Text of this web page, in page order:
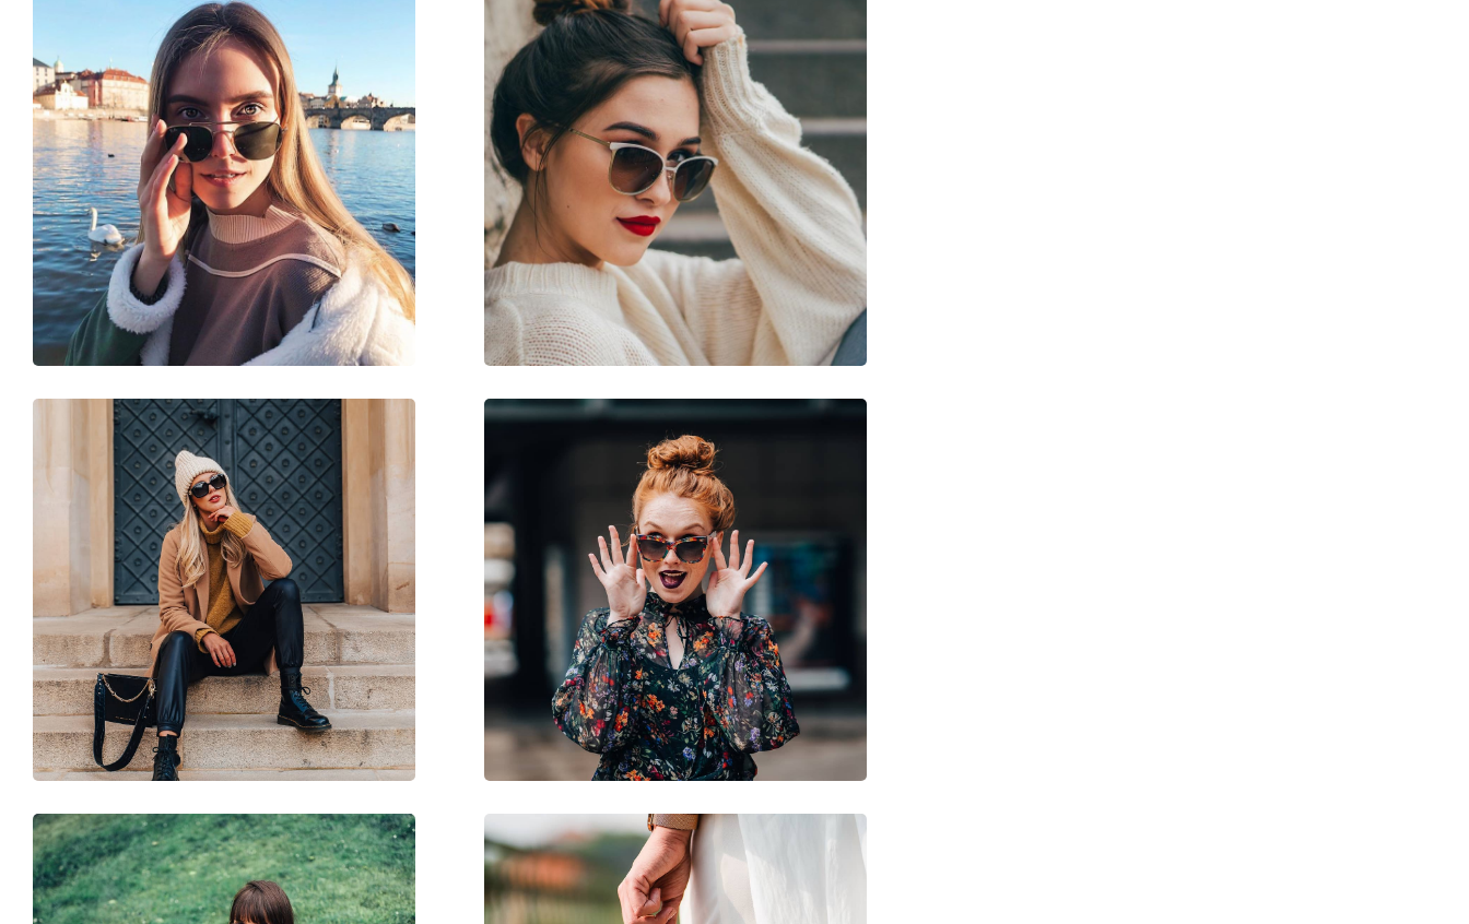
Форма на рамката:
Цвят на рамката:
Материал на рамката:
Пластмаса
Размер:
M
Ширина:
135 mm
Дължина на рамото:
140 mm
Ширина на моста:
19 mm
Тегло:
220 гр.
Регулируеми подложки за нос:
Не
Флексибилни панти:
Не
Аксесоари
Кутия:
Да
Кърпичка за почистване:
Да
Други
Мъжки
Категория:
Слънчеви очила
Марка:
Gant
Предназначение:
Мода
Код:
GA8088/S 53B 56